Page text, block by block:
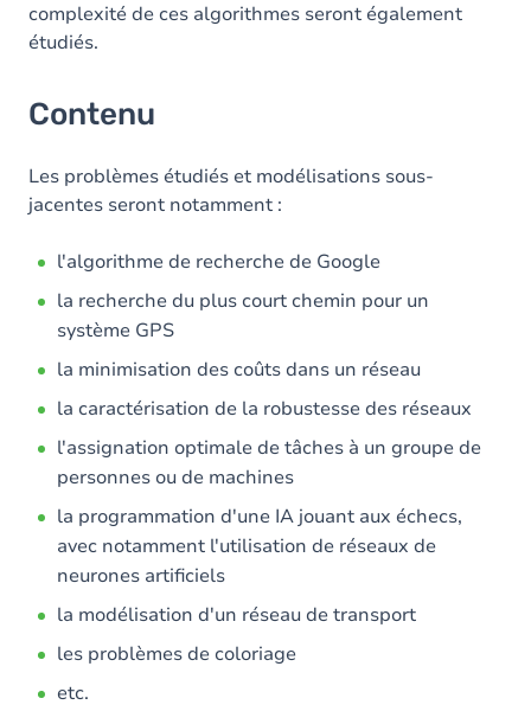
complexité de ces algorithmes seront également
étudiés.
Contenu
Les problèmes étudiés et modélisations sous-
jacentes seront notamment :
l'algorithme de recherche de Google
la recherche du plus court chemin pour un
système GPS
la minimisation des coûts dans un réseau
la caractérisation de la robustesse des réseaux
l'assignation optimale de tâches à un groupe de
personnes ou de machines
la programmation d'une IA jouant aux échecs,
avec notamment l'utilisation de réseaux de
neurones artificiels
la modélisation d'un réseau de transport
les problèmes de coloriage
etc.